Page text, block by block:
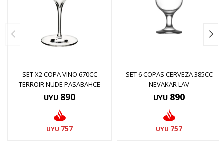
SET X2 COPA VINO 670CC
TERROIR NUDE PASABAHCE
UYU 890
UYU 757
SET 6 COPAS CERVEZA 385CC
NEVAKAR LAV
UYU 890
UYU 757